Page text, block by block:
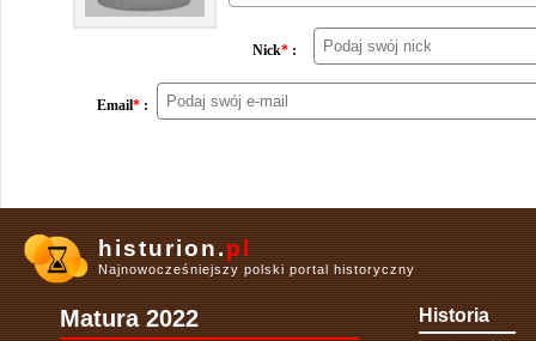
Nick* :
Email* :
histurion.pl
Najnowocześniejszy polski portal historyczny
Matura 2022 Historia